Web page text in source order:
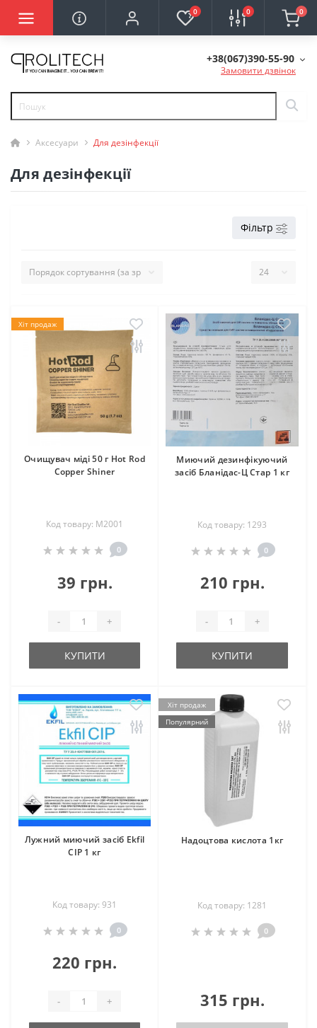
0 0 0
+38(067)390-55-90
Замовити дзвінок
Аксесуари Для дезінфекції
Для дезінфекції
Фільтр
Хіт продаж
Очищувач міді 50 г Hot Rod
Copper Shiner
Код товару: M2001
0
39 грн.
- +
КУПИТИ
Миючий дезинфікуючий
засіб Бланідас-Ц Стар 1 кг
Код товару: 1293
0
210 грн.
- +
КУПИТИ
Лужний миючий засіб Ekfil
CIP 1 кг
Код товару: 931
0
220 грн.
- +
Хіт продаж
Популярний
Надоцтова кислота 1кг
Код товару: 1281
0
315 грн.